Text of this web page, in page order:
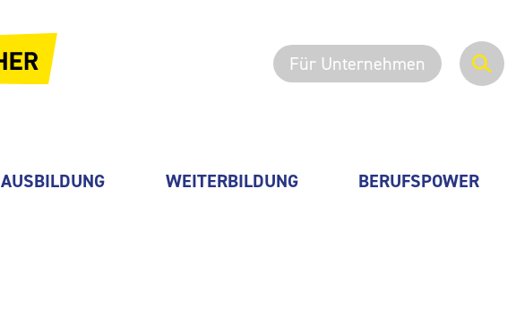
Für Unternehmen
AUSBILDUNG WEITERBILDUNG BERUFSPOWER